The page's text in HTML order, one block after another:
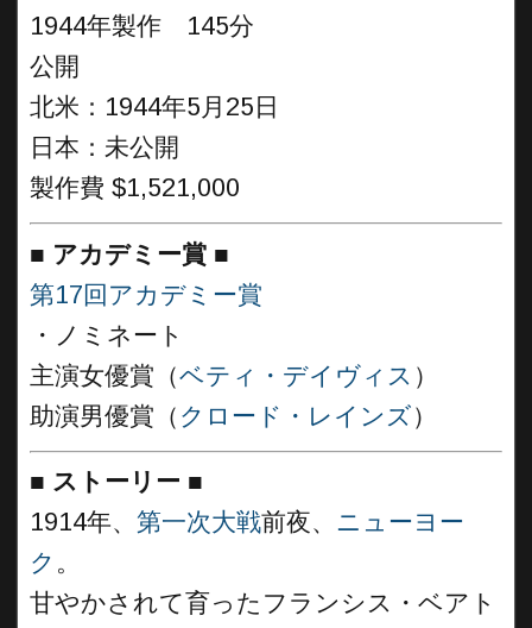
1944年製作 145分
公開
北米：1944年5月25日
日本：未公開
製作費 $1,521,000
■ アカデミー賞 ■
第17回アカデミー賞
・ノミネート
主演女優賞（ベティ・デイヴィス ）
助演男優賞（ クロード・レインズ）
■ ストーリー ■
1914年、 第一次大戦前夜、 ニューヨー
ク 。
甘やかされて育ったフランシス・ベアト